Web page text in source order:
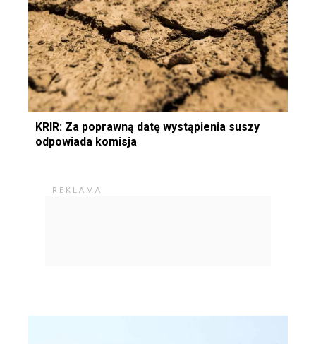
KRIR: Za poprawną datę wystąpienia suszy
odpowiada komisja